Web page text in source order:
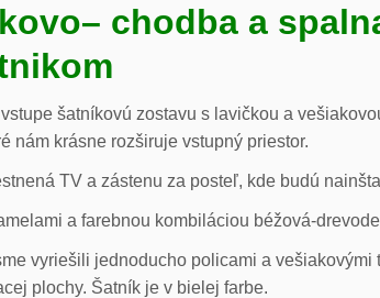
– chodba a
šatníkovú zostavu s lavičkou a
nám krásne rozširuje vstupný priestor.
TV a zástenu za posteľ, kde budú
a farebnou kombiláciou béžová-
vyriešili jednoducho policami a vešiakovými
plochy. Šatník je v bielej farbe.